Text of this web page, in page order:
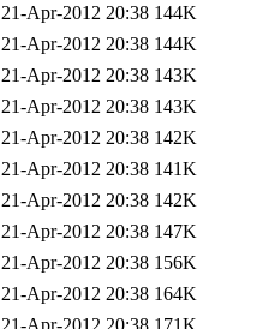
21-Apr-2012 20:38 144K
21-Apr-2012 20:38 144K
21-Apr-2012 20:38 143K
21-Apr-2012 20:38 143K
21-Apr-2012 20:38 142K
21-Apr-2012 20:38 141K
21-Apr-2012 20:38 142K
21-Apr-2012 20:38 147K
21-Apr-2012 20:38 156K
21-Apr-2012 20:38 164K